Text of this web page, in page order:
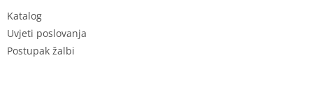
Katalog
Uvjeti poslovanja
Postupak žalbi